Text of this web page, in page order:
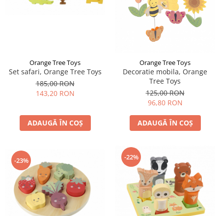
Orange Tree Toys
Set safari, Orange Tree Toys
185,00 RON
143,20 RON
ADAUGĂ ÎN COȘ
Orange Tree Toys
Decoratie mobila, Orange
Tree Toys
125,00 RON
96,80 RON
ADAUGĂ ÎN COȘ
-23% -22%